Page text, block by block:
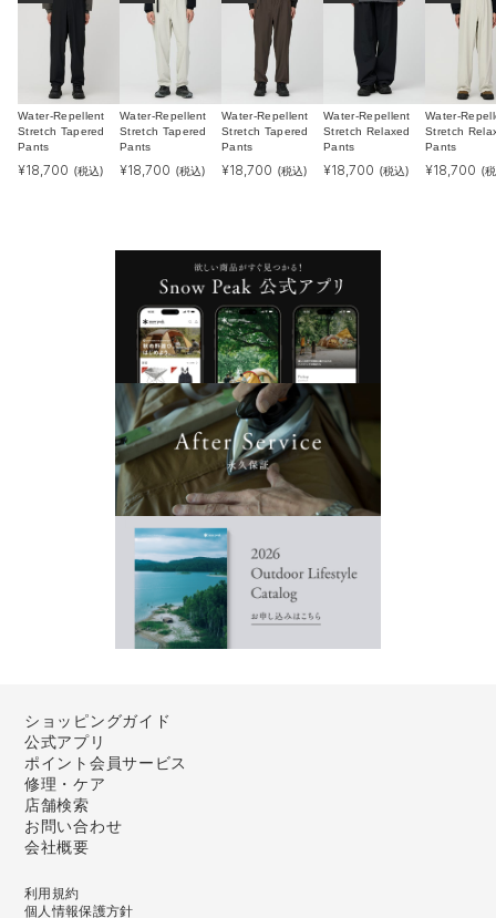
Water-Repellent
Stretch Tapered
Pants
¥18,700 (税込)
Water-Repellent
Stretch Tapered
Pants
¥18,700 (税込)
Water-Repellent
Stretch Tapered
Pants
¥18,700 (税込)
Water-Repellent
Stretch Relaxed
Pants
¥18,700 (税込)
Water-
Stretch
Pants
¥18,700 (
ショッピングガイド
公式アプリ
ポイント会員サービス
修理・ケア
店舗検索
お問い合わせ
会社概要
利用規約
個人情報保護方針